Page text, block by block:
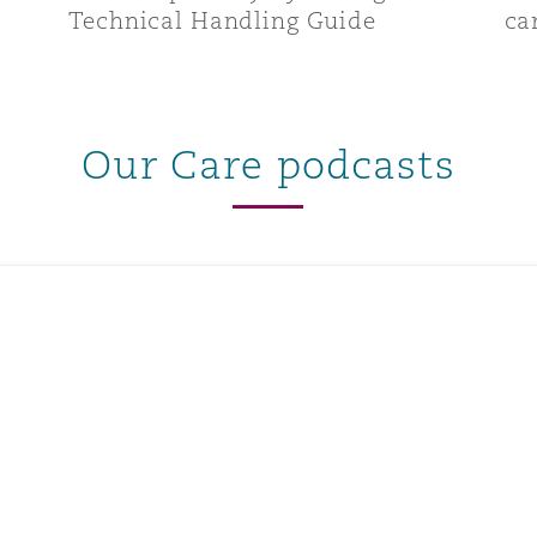
Technical Handling Guide
Our Care podcasts